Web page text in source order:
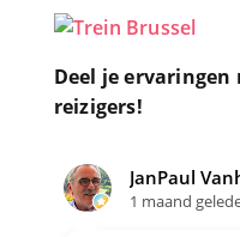
Deel je
reizigers!
JanPaul Vanhoven
1 maand geleden